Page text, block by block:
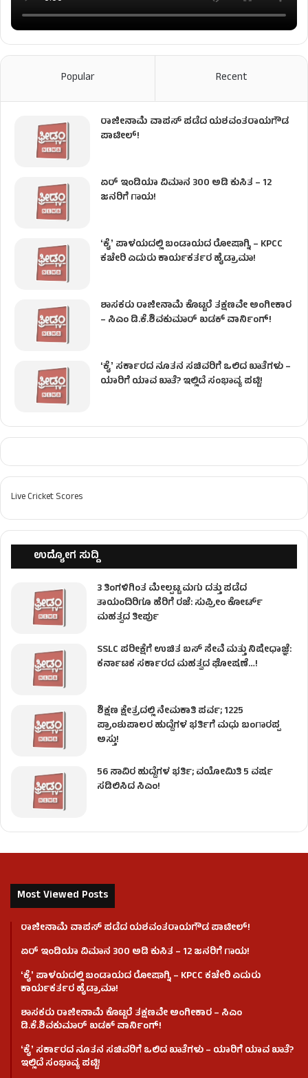
Popular Recent
ರಾಜೀನಾಮೆ ವಾಪಸ್ ಪಡೆದ ಯಶವಂತರಾಯಗೌಡ
ಪಾಟೀಲ್‌!
ಏರ್ ಇಂಡಿಯಾ ವಿಮಾನ 300 ಅಡಿ ಕುಸಿತ – 12
ಜನರಿಗೆ ಗಾಯ!
ʻಕೈʼ​ ಪಾಳಯದಲ್ಲಿ ಬಂಡಾಯದ ರೋಷಾಗ್ನಿ – KPCC
ಕಚೇರಿ ಎದುರು ಕಾರ್ಯಕರ್ತರ ಹೈಡ್ರಾಮಾ!
ಶಾಸಕರು ರಾಜೀನಾಮೆ ಕೊಟ್ಟರೆ ತಕ್ಷಣವೇ ಅಂಗೀಕಾರ
– ಸಿಎಂ ಡಿ.ಕೆ.ಶಿವಕುಮಾರ್ ಖಡಕ್ ವಾರ್ನಿಂಗ್!
ʻಕೈʼ ಸರ್ಕಾರದ ನೂತನ ಸಚಿವರಿಗೆ ಒಲಿದ ಖಾತೆಗಳು –
ಯಾರಿಗೆ ಯಾವ ಖಾತೆ? ಇಲ್ಲಿದೆ ಸಂಭಾವ್ಯ ಪಟ್ಟಿ!
Live Cricket Scores
ಉದ್ಯೋಗ ಸುದ್ದಿ
3 ತಿಂಗಳಿಗಿಂತ ಮೇಲ್ಪಟ್ಟ ಮಗು ದತ್ತು ಪಡೆದ
ತಾಯಂದಿರಿಗೂ ಹೆರಿಗೆ ರಜೆ: ಸುಪ್ರೀಂ ಕೋರ್ಟ್
ಮಹತ್ವದ ತೀರ್ಪು
SSLC ಪರೀಕ್ಷೆಗೆ ಉಚಿತ ಬಸ್ ಸೇವೆ ಮತ್ತು ನಿಷೇಧಾಜ್ಞೆ:
ಕರ್ನಾಟಕ ಸರ್ಕಾರದ ಮಹತ್ವದ ಘೋಷಣೆ…!
ಶಿಕ್ಷಣ ಕ್ಷೇತ್ರದಲ್ಲಿ ನೇಮಕಾತಿ ಪರ್ವ; 1225
ಪ್ರಾಂಶುಪಾಲರ ಹುದ್ದೆಗಳ ಭರ್ತಿಗೆ ಮಧು ಬಂಗಾರಪ್ಪ
ಅಸ್ತು!
56 ಸಾವಿರ ಹುದ್ದೆಗಳ ಭರ್ತಿ; ವಯೋಮಿತಿ 5 ವರ್ಷ
ಸಡಿಲಿಸಿದ ಸಿಎಂ!
Most Viewed Posts
ರಾಜೀನಾಮೆ ವಾಪಸ್ ಪಡೆದ ಯಶವಂತರಾಯಗೌಡ ಪಾಟೀಲ್‌!
ಏರ್ ಇಂಡಿಯಾ ವಿಮಾನ 300 ಅಡಿ ಕುಸಿತ – 12 ಜನರಿಗೆ ಗಾಯ!
ʻಕೈʼ​ ಪಾಳಯದಲ್ಲಿ ಬಂಡಾಯದ ರೋಷಾಗ್ನಿ – KPCC ಕಚೇರಿ ಎದುರು
ಕಾರ್ಯಕರ್ತರ ಹೈಡ್ರಾಮಾ!
ಶಾಸಕರು ರಾಜೀನಾಮೆ ಕೊಟ್ಟರೆ ತಕ್ಷಣವೇ ಅಂಗೀಕಾರ – ಸಿಎಂ
ಡಿ.ಕೆ.ಶಿವಕುಮಾರ್ ಖಡಕ್ ವಾರ್ನಿಂಗ್!
ʻಕೈʼ ಸರ್ಕಾರದ ನೂತನ ಸಚಿವರಿಗೆ ಒಲಿದ ಖಾತೆಗಳು – ಯಾರಿಗೆ ಯಾವ ಖಾತೆ?
ಇಲ್ಲಿದೆ ಸಂಭಾವ್ಯ ಪಟ್ಟಿ!